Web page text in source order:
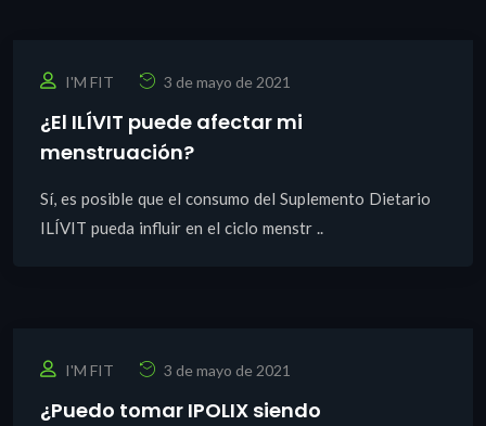
I'M FIT 3 de mayo de 2021
¿El ILÍVIT puede afectar mi
menstruación?
Sí, es posible que el consumo del Suplemento Dietario
ILÍVIT pueda influir en el ciclo menstr ..
I'M FIT 3 de mayo de 2021
¿Puedo tomar IPOLIX siendo